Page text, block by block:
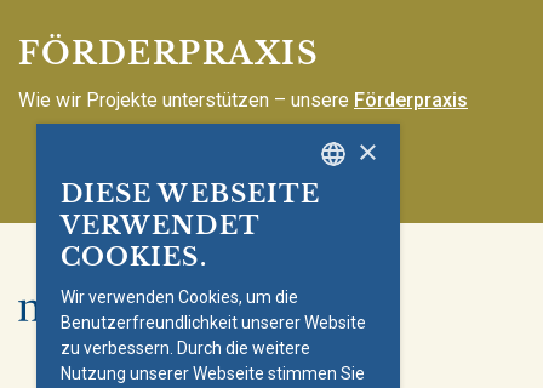
FÖRDERPRAXIS
Wie wir Projekte unterstützen – unsere Förderpraxis
×
DIESE WEBSEITE
VERWENDET
COOKIES.
Wir verwenden Cookies, um die
Benutzerfreundlichkeit unserer Website
zu verbessern. Durch die weitere
Nutzung unserer Webseite stimmen Sie